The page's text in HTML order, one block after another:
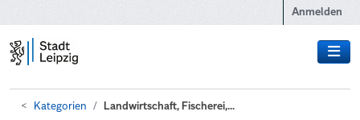
Anmelden
Kategorien Landwirtschaft, Fischerei,...